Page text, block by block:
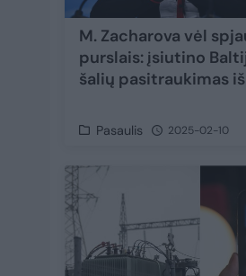
M. Zacharova vėl
purslais: įsiutino
šalių pasitraukimas iš
Pasaulis 2025-02-10